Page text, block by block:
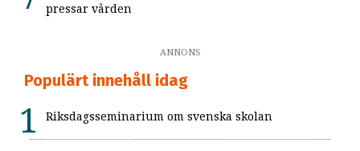
pressar vården
ANNONS
Populärt innehåll idag
Riksdagsseminarium om svenska skolan